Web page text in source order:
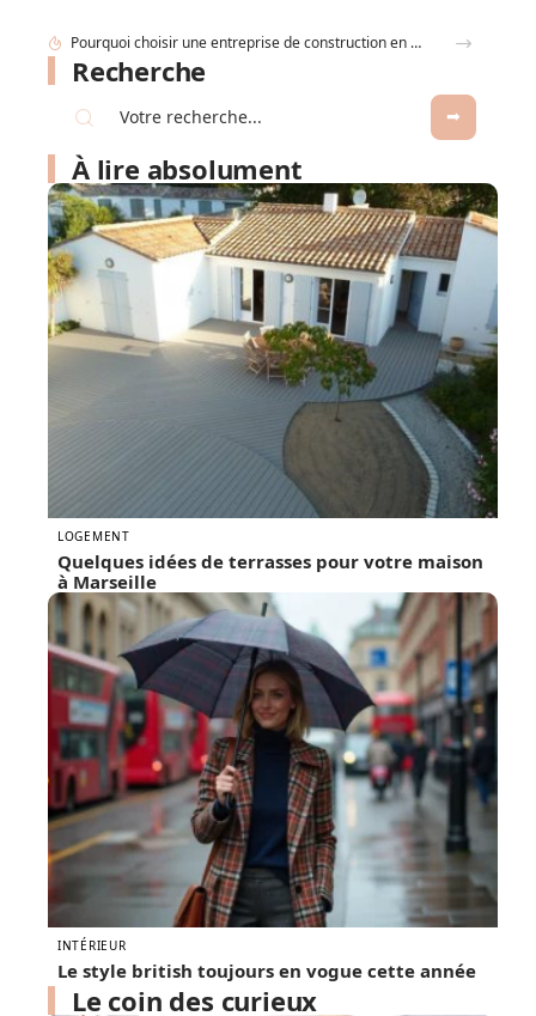
Pourquoi choisir une entreprise de construction en Belgique change tout pour votre maison
Recherche
À lire absolument
LOGEMENT
Quelques idées de terrasses pour votre maison
à Marseille
INTÉRIEUR
Le style british toujours en vogue cette année
Le coin des curieux